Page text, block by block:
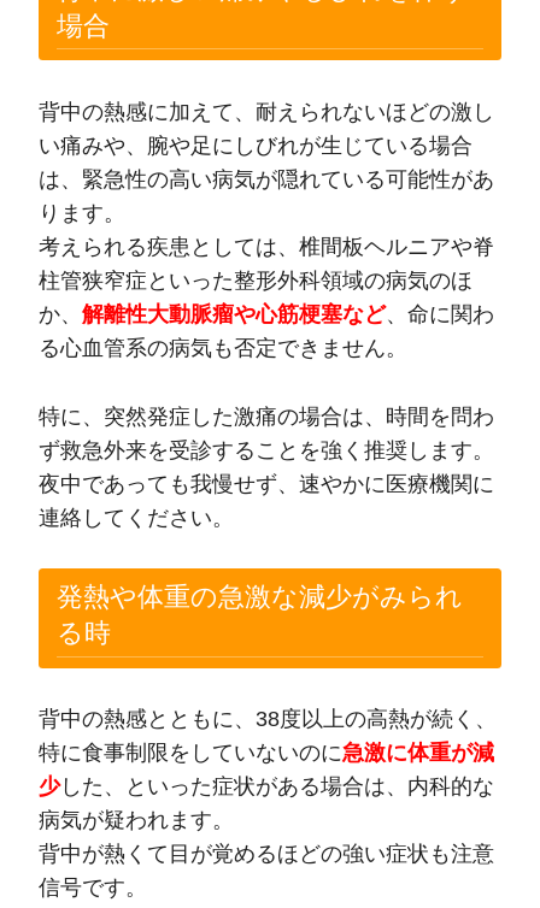
場合
背中の熱感に加えて、耐えられないほどの激し
い痛みや、腕や足にしびれが生じている場合
は、緊急性の高い病気が隠れている可能性があ
ります。
考えられる疾患としては、椎間板ヘルニアや脊
柱管狭窄症といった整形外科領域の病気のほ
か、 解離性大動脈瘤や心筋梗塞など、命に関わ
る心血管系の病気も否定できません。
特に、突然発症した激痛の場合は、時間を問わ
ず救急外来を受診することを強く推奨します。
夜中であっても我慢せず、速やかに医療機関に
連絡してください。
発熱や体重の急激な減少がみられ
る時
背中の熱感とともに、38度以上の高熱が続く、
特に食事制限をしていないのに急激に体重が減
少した、といった症状がある場合は、内科的な
病気が疑われます。
背中が熱くて目が覚めるほどの強い症状も注意
信号です。